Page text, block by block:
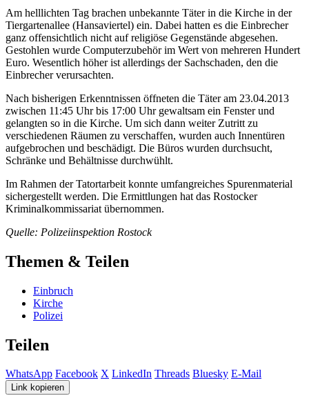
Am helllichten Tag brachen unbekannte Täter in die Kirche in der
Tiergartenallee (Hansaviertel) ein. Dabei hatten es die Einbrecher
ganz offensichtlich nicht auf religiöse Gegenstände abgesehen.
Gestohlen wurde Computerzubehör im Wert von mehreren Hundert
Euro. Wesentlich höher ist allerdings der Sachschaden, den die
Einbrecher verursachten.
Nach bisherigen Erkenntnissen öffneten die Täter am 23.04.2013
zwischen 11:45 Uhr bis 17:00 Uhr gewaltsam ein Fenster und
gelangten so in die Kirche. Um sich dann weiter Zutritt zu
verschiedenen Räumen zu verschaffen, wurden auch Innentüren
aufgebrochen und beschädigt. Die Büros wurden durchsucht,
Schränke und Behältnisse durchwühlt.
Im Rahmen der Tatortarbeit konnte umfangreiches Spurenmaterial
sichergestellt werden. Die Ermittlungen hat das Rostocker
Kriminalkommissariat übernommen.
Quelle: Polizeiinspektion Rostock
Themen & Teilen
Einbruch
Kirche
Polizei
Teilen
WhatsApp Facebook X LinkedIn Threads Bluesky E-Mail
Link kopieren